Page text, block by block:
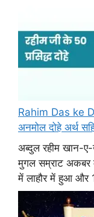
Rahim Das ke
अनमोल दोहे अर्थ
अब्दुल रहीम खान-ए-
मुगल सम्राट अकबर
में लाहौर में हुआ